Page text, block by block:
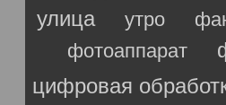
улица утро
фотоаппарат
цифровая